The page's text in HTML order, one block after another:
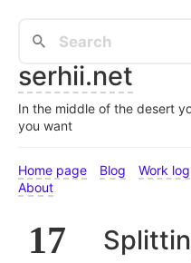
serhii.net
In the middle of the desert
you want
Home page Blog Work log
About
17